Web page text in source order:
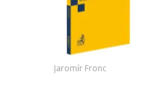
Jaromír Fronc